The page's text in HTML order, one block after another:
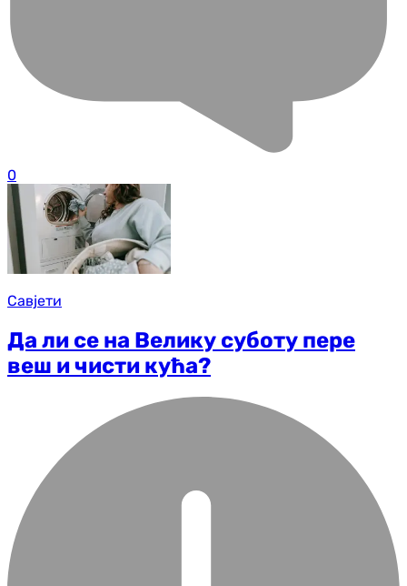
0
Савјети
Да ли се на Велику суботу пере
веш и чисти кућа?